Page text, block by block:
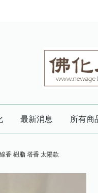
最新消息 所有商
香 樹脂 塔香 太陽款